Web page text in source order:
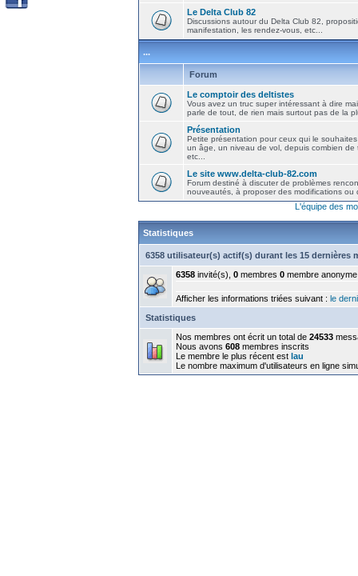
Le Delta Club 82
Discussions autour du Delta Club 82,
manifestation, les rendez-vous, etc...
...
Forum
Le comptoir des deltistes
Vous avez un truc super intéressant à dire
parle de tout, de rien mais surtout pas de la
Présentation
Petite présentation pour ceux qui le
un âge, un niveau de vol, depuis combien de
etc...
Le site www.delta-club-82.com
Forum destiné à discuter de problèmes
nouveautés, à proposer des modifications ou
L'équipe des
Statistiques
6358 utilisateur(s) actif(s) durant les 15 dernières
6358 invité(s), 0 membres 0 membre anonyme
Afficher les informations triées suivant : le
Statistiques
Nos membres ont écrit un total de 24533
Nous avons 608 membres inscrits
Le membre le plus récent est lau
Le nombre maximum d'utilisateurs en ligne